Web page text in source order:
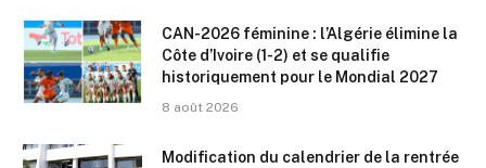
CAN-2026 féminine : l’Algérie élimine la
Côte d’Ivoire (1-2) et se qualifie
historiquement pour le Mondial 2027
8 août 2026
Modification du calendrier de la rentrée